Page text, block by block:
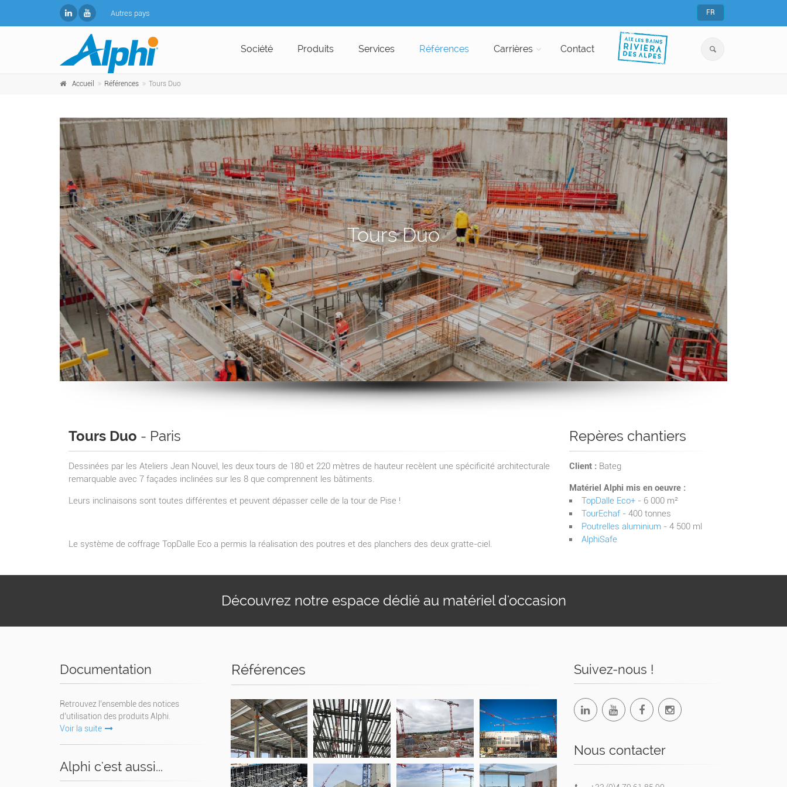
Autres pays FR
Société Produits Services Références Carrières Contact
Accueil Références Tours Duo
Tours Duo
Tours Duo - Paris
Dessinées par les Ateliers Jean Nouvel, les deux tours de 180 et 220 mètres de hauteur recèlent une spécificité architecturale
remarquable avec 7 façades inclinées sur les 8 que comprennent les bâtiments.
Leurs inclinaisons sont toutes différentes et peuvent dépasser celle de la tour de Pise !
Le système de coffrage TopDalle Eco a permis la réalisation des poutres et des planchers des deux gratte-ciel.
Repères chantiers
Client : Bateg
Matériel Alphi mis en oeuvre :
TopDalle Eco+ - 6 000 m²
TourEchaf - 400 tonnes
Poutrelles aluminium - 4 500 ml
AlphiSafe
Découvrez notre espace dédié au matériel d'occasion
Documentation
Retrouvez l’ensemble des notices
d’utilisation des produits Alphi.
Voir la suite
Alphi c'est aussi...
Références Suivez-nous !
Nous contacter